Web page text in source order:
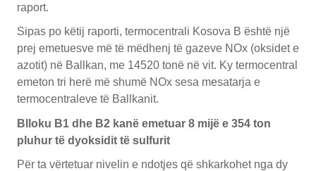
raport.
Sipas po këtij raporti, termocentrali Kosova B është një
prej emetuesve më të mëdhenj të gazeve NOx (oksidet e
azotit) në Ballkan, me 14520 tonë në vit. Ky termocentral
emeton tri herë më shumë NOx sesa mesatarja e
termocentraleve të Ballkanit.
Blloku B1 dhe B2 kanë emetuar 8 mijë e 354 ton
pluhur të dyoksidit të sulfurit
Për ta vërtetuar nivelin e ndotjes që shkarkohet nga dy